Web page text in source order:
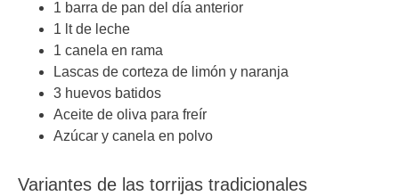
1 barra de pan del día anterior
1 lt de leche
1 canela en rama
Lascas de corteza de limón y naranja
3 huevos batidos
Aceite de oliva para freír
Azúcar y canela en polvo
Variantes de las torrijas tradicionales